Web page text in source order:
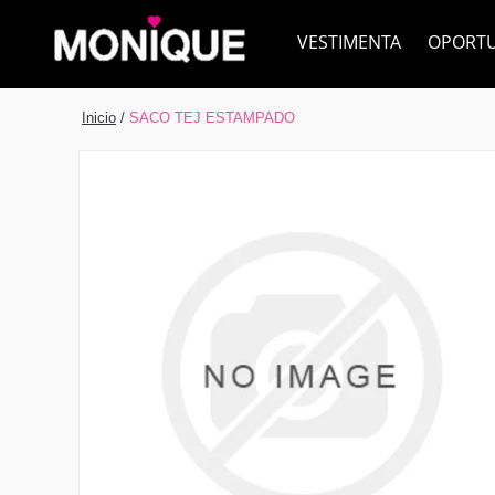
VESTIMENTA
Inicio / SACO TEJ ESTAMPADO